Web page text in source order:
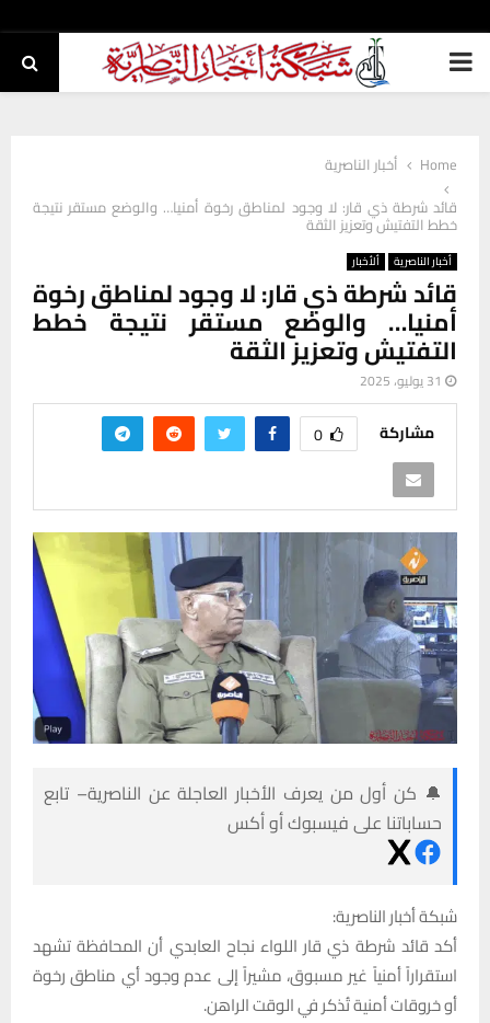
PRIMARY
Home
أخبار الناصرية
قائد شرطة ذي قار: لا وجود لمناطق رخوة أمنيا… والوضع مستقر نتيجة
خطط التفتيش وتعزيز الثقة
أخبار الناصرية ألأخبار
قائد شرطة ذي قار: لا وجود لمناطق رخوة
أمنيا… والوضع مستقر نتيجة خطط
التفتيش وتعزيز الثقة
31 يوليو، 2025
مشاركة 0
🔔 كن أول من يعرف الأخبار العاجلة عن الناصرية– تابع
حساباتنا على فيسبوك أو أكس
شبكة أخبار الناصرية:
أكد قائد شرطة ذي قار اللواء نجاح العابدي أن المحافظة تشهد
استقراراً أمنياً غير مسبوق، مشيراً إلى عدم وجود أي مناطق رخوة
أو خروقات أمنية تُذكر في الوقت الراهن.